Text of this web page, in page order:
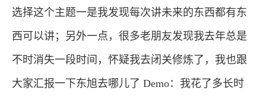
选择这个主题一是我发现每次讲未来的东西都有东
西可以讲；另外一点，很多老朋友发现我去年总是
不时消失一段时间，怀疑我去闭关修炼了，我也跟
大家汇报一下东旭去哪儿了 Demo：我花了多长时